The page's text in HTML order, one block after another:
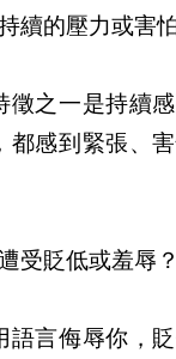
續的壓力或害
徵之一是持續
都感到緊張、
受貶低或羞辱？
語言侮辱你，